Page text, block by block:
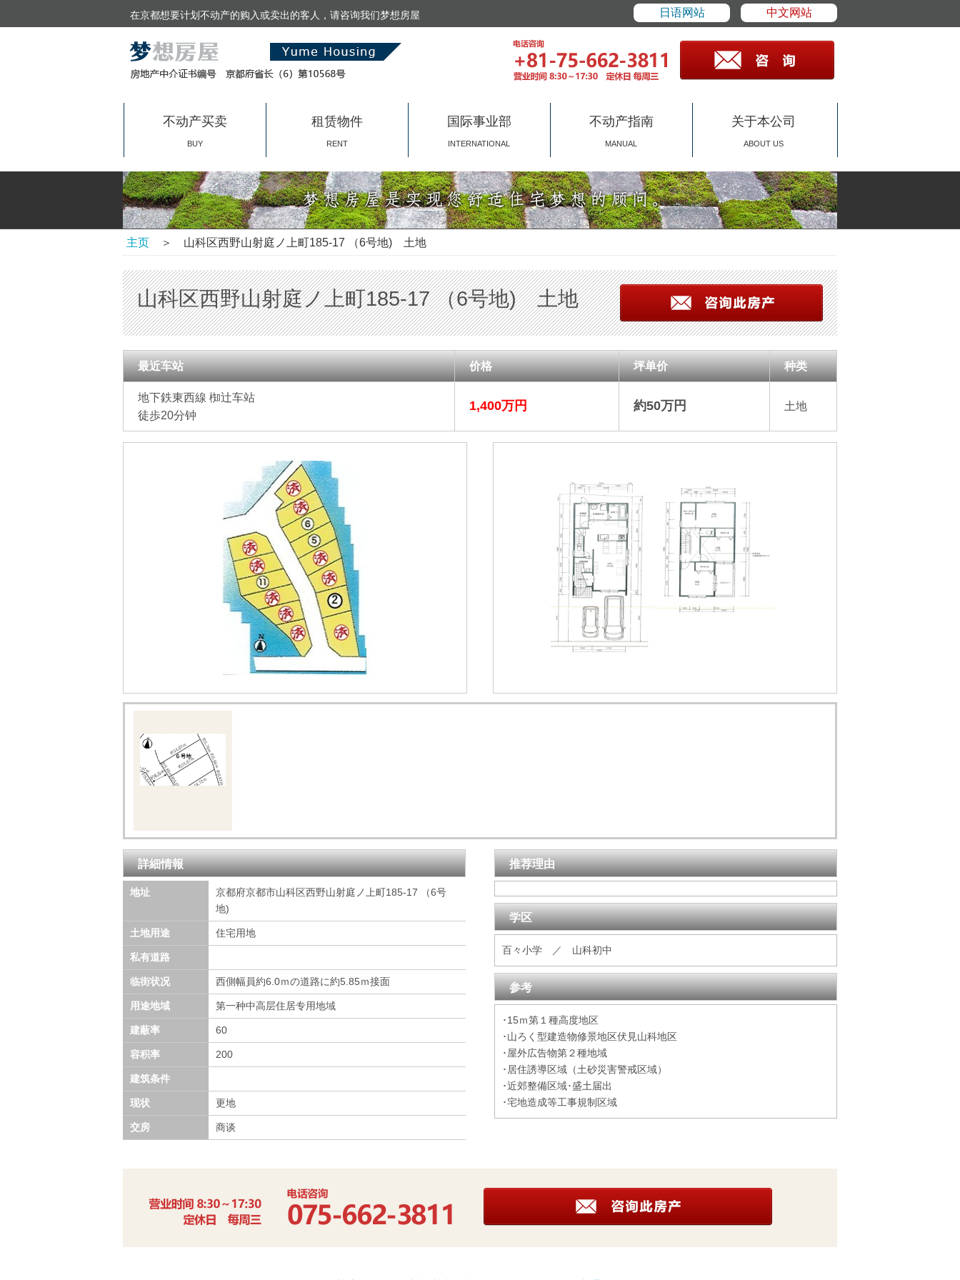
日语网站 中文网站
在京都想要计划不动产的购入或卖出的客人，请咨询我们梦想房屋
不动产买卖
BUY
租赁物件
RENT
国际事业部
INTERNATIONAL
不动产指南
MANUAL
关于本公司
ABOUT US
主页 ＞ 山科区西野山射庭ノ上町185-17 （6号地) 土地
山科区西野山射庭ノ上町185-17 （6号地) 土地
最近车站 价格 坪单价 种类
地下鉄東西線 椥辻车站
徒歩20分钟
1,400万円 約50万円 土地
詳細情報
地址
京都府京都市山科区西野山射庭ノ上町185-17 （6号
地)
土地用途 住宅用地
私有道路
临街状况 西側幅員約6.0ｍの道路に約5.85ｍ接面
用途地域 第一种中高层住居专用地域
建蔽率 60
容积率 200
建筑条件
现状 更地
交房 商谈
推荐理由
学区
百々小学 ／ 山科初中
参考
･15ｍ第１種高度地区
･山ろく型建造物修景地区伏見山科地区
･屋外広告物第２種地域
･居住誘導区域（土砂災害警戒区域）
･近郊整備区域･盛土届出
･宅地造成等工事規制区域